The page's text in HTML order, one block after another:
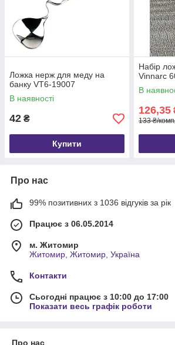
Ложка нерж для меду на
банку VT6-19007
В наявності
42 ₴
Купити
Набір
Vinnarc
В
126,35
133 ₴/
Про нас
99% позитивних з 1036 відгуків за рік
Працює з 06.05.2014
м. Житомир
Житомир, Житомир, Україна
Контакти
Сьогодні працює з 10:00 до 17:00
Показати весь графік роботи
Про нас